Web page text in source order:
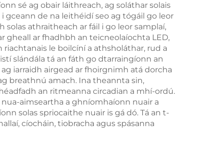
sé ag obair láithreach, ag soláthar solais
gceann de na leithéidí seo ag tógáil go leor
athraitheach ar fáil i go leor samplaí,
gheall ar fhadhbh an teicneolaíochta LED,
le boilcíní a athsholáthar, rud a
slándála tá an fáth go dtarraingíonn an
iarraidh airgead ar fhoirgnimh atá dorcha
breathnú amach. Ina theannta sin,
an ritmeanna circadian a mhí-ordú.
aimseartha a ghníomhaíonn nuair a
solas spriocaithe nuair is gá dó. Tá an t-
cíocháin, tiobracha agus spásanna